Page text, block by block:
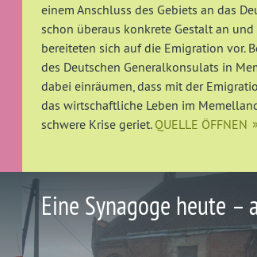
einem Anschluss des Gebiets an das
schon überaus konkrete Gestalt an und
bereiteten sich auf die Emigration vor.
des Deutschen Generalkonsulats in
dabei einräumen, dass mit der
das wirtschaftliche Leben im
schwere Krise geriet. QUELLE ÖFFNEN
Eine Synagoge heute –